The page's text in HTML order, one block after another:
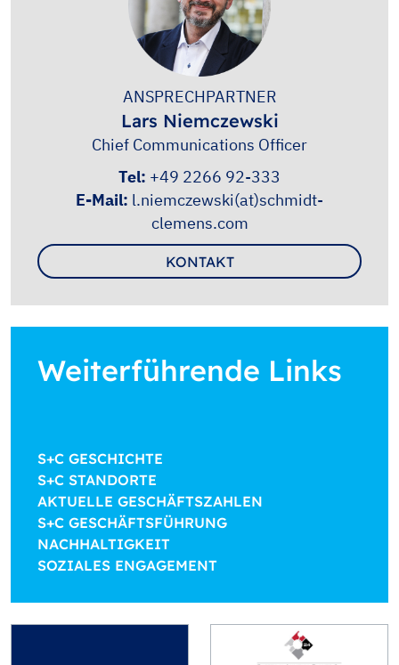
ANSPRECHPARTNER
Lars Niemczewski
Chief Communications Officer
Tel: +49 2266 92-333
E-Mail: l.niemczewski(at)schmidt-
clemens.com
KONTAKT
Weiterführende Links
S+C GESCHICHTE
S+C STANDORTE
AKTUELLE GESCHÄFTSZAHLEN
S+C GESCHÄFTSFÜHRUNG
NACHHALTIGKEIT
SOZIALES ENGAGEMENT